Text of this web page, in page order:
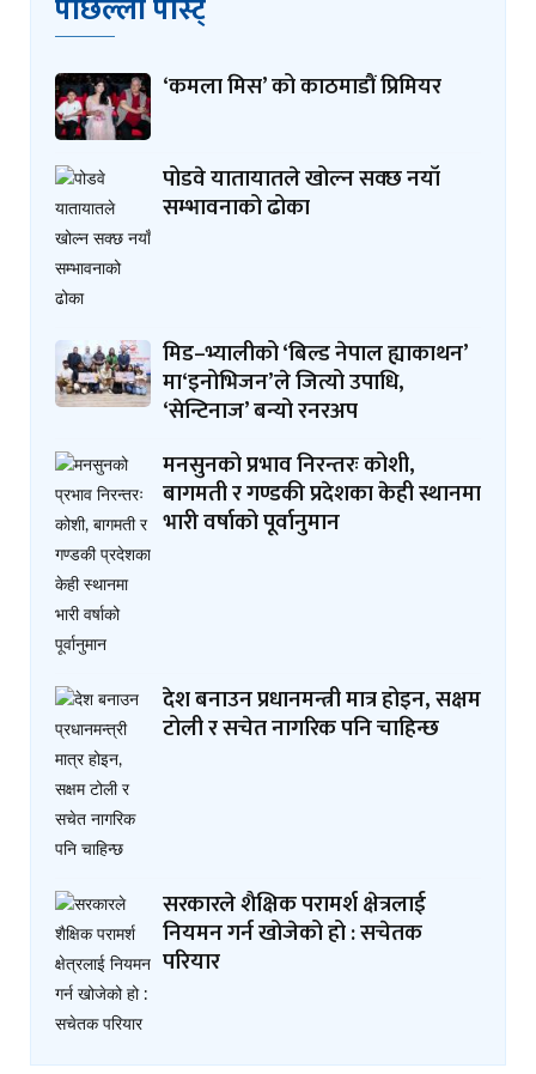
पछिल्लो पोस्ट्
‘कमला मिस’ को काठमाडौं प्रिमियर
पोडवे यातायातले खोल्न सक्छ नयाँ
सम्भावनाको ढोका
मिड–भ्यालीको ‘बिल्ड नेपाल ह्याकाथन’
मा‘इनोभिजन’ले जित्यो उपाधि,
‘सेन्टिनाज’ बन्यो रनरअप
मनसुनको प्रभाव निरन्तरः कोशी,
बागमती र गण्डकी प्रदेशका केही स्थानमा
भारी वर्षाको पूर्वानुमान
देश बनाउन प्रधानमन्त्री मात्र होइन, सक्षम
टोली र सचेत नागरिक पनि चाहिन्छ
सरकारले शैक्षिक परामर्श क्षेत्रलाई
नियमन गर्न खोजेको हो : सचेतक
परियार